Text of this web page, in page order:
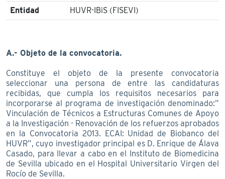
Entidad
HUVR-IBiS (FISEVI)
A.- Objeto de la convocatoria.
Constituye el objeto de la presente convocatoria
seleccionar una persona de entre las candidaturas
recibidas, que cumpla los requisitos necesarios para
incorporarse al programa de investigación denominado:”
Vinculación de Técnicos a Estructuras Comunes de Apoyo
a la Investigación - Renovación de los refuerzos aprobados
en la Convocatoria 2013. ECAI: Unidad de Biobanco del
HUVR”, cuyo investigador principal es D. Enrique de Álava
Casado, para llevar a cabo en el Instituto de Biomedicina
de Sevilla ubicado en el Hospital Universitario Virgen del
Rocío de Sevilla.